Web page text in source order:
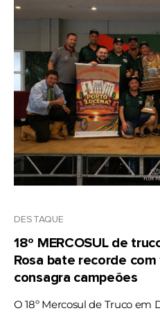
DESTAQUE
18º MERCOSUL de
Rosa bate recorde com
consagra campeões
O 18º Mercosul de Truco